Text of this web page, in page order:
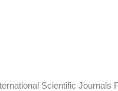
Scientific Journals